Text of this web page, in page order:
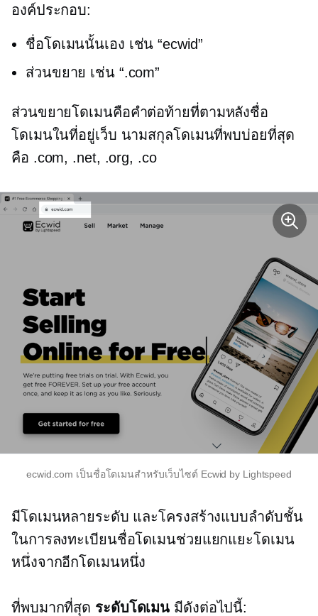
องค์ประกอบ:
ชื่อโดเมนนั้นเอง เช่น “ecwid”
ส่วนขยาย เช่น “.com”
ส่วนขยายโดเมนคือคำต่อท้ายที่ตามหลังชื่อ
โดเมนในที่อยู่เว็บ นามสกุลโดเมนที่พบบ่อยที่สุด
คือ .com, .net, .org, .co
ecwid.com เป็นชื่อโดเมนสำหรับเว็บไซต์ Ecwid by Lightspeed
มีโดเมนหลายระดับ และโครงสร้างแบบลำดับชั้น
ในการลงทะเบียนชื่อโดเมนช่วยแยกแยะโดเมน
หนึ่งจากอีกโดเมนหนึ่ง
ที่พบมากที่สุด ระดับโดเมน มีดังต่อไปนี้: